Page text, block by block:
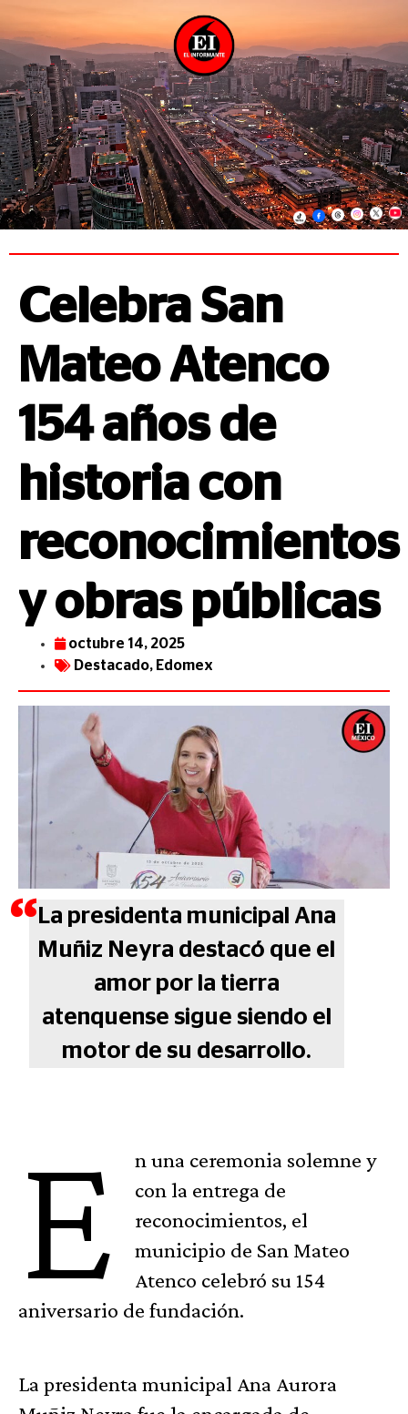
Celebra San
Mateo Atenco
154 años de
historia con
reconocimientos
y obras públicas
octubre 14, 2025
Destacado, Edomex
La presidenta municipal Ana
Muñiz Neyra destacó que el
amor por la tierra
atenquense sigue siendo el
motor de su desarrollo.
E
n una ceremonia solemne y
con la entrega de
reconocimientos, el
municipio de San Mateo
Atenco celebró su 154
aniversario de fundación.
La presidenta municipal Ana Aurora